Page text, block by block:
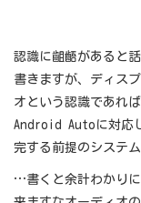
認識に齟齬があると
書きますが、ディス
オという認識であれ
Android Autoに対応
完する前提のシステ
…書くと余計わかり